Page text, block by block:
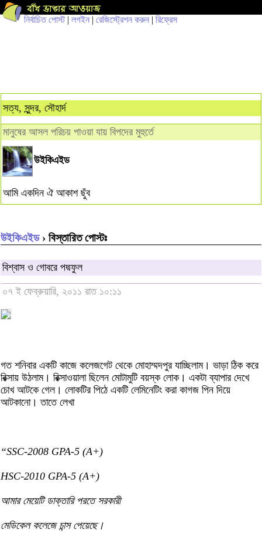
নির্বাচিত পোস্ট| লগইন | রেজিস্ট্রেশন করুন | রিফ্রেস
সত্য, সুন্দর, সৌহার্দ
মানুষের আসল পরিচয় পাওয়া যায় বিপদের মুহুর্তে
উইকিএইড
আমি একদিন ঐ আকাশ ছুঁব
উইকিএইড› বিস্তারিত পোস্টঃ
বিশ্বাস ও গোবরে পদ্মফুল
০৭ ই ফেব্রুয়ারি, ২০১১ রাত ১০:১১
গত শনিবার একটি কাজে কলেজগেট থেকে মোহাম্মদপুর যাচ্ছিলাম। ভাড়া ঠিক করে
রিক্সায় উঠলাম। রিক্সাওয়ালা ছিলেন মোটামুটি বয়স্ক লোক। একটা ব্যাপার দেখে
চোখ আটকে গেল। লোকটির পিঠে একটি লেমিনেটিং করা কাগজ পিন দিয়ে
আটকানো। তাতে লেখা
“SSC-2008 GPA-5 (A+)
HSC-2010 GPA-5 (A+)
আমার মেয়েটি ডাক্তারি পরতে সরকারী
মেডিকেল কলেজে চান্স পেয়েছে।